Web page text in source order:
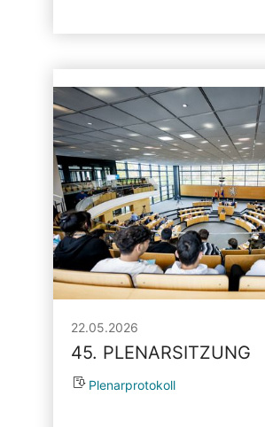
22.05.2026
45. PLENARSITZUNG
Plenarprotokoll